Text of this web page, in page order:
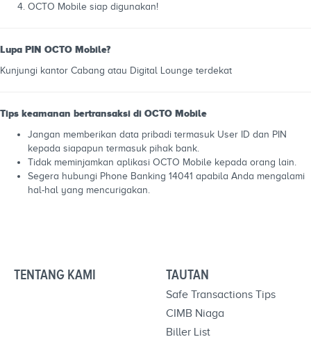
OCTO Mobile siap digunakan!
Lupa PIN OCTO Mobile?
Kunjungi kantor Cabang atau Digital Lounge terdekat
Tips keamanan bertransaksi di OCTO Mobile
Jangan memberikan data pribadi termasuk User ID dan PIN
kepada siapapun termasuk pihak bank.
Tidak meminjamkan aplikasi OCTO Mobile kepada orang lain.
Segera hubungi Phone Banking 14041 apabila Anda mengalami
hal-hal yang mencurigakan.
TENTANG KAMI TAUTAN
Safe Transactions Tips
CIMB Niaga
Biller List